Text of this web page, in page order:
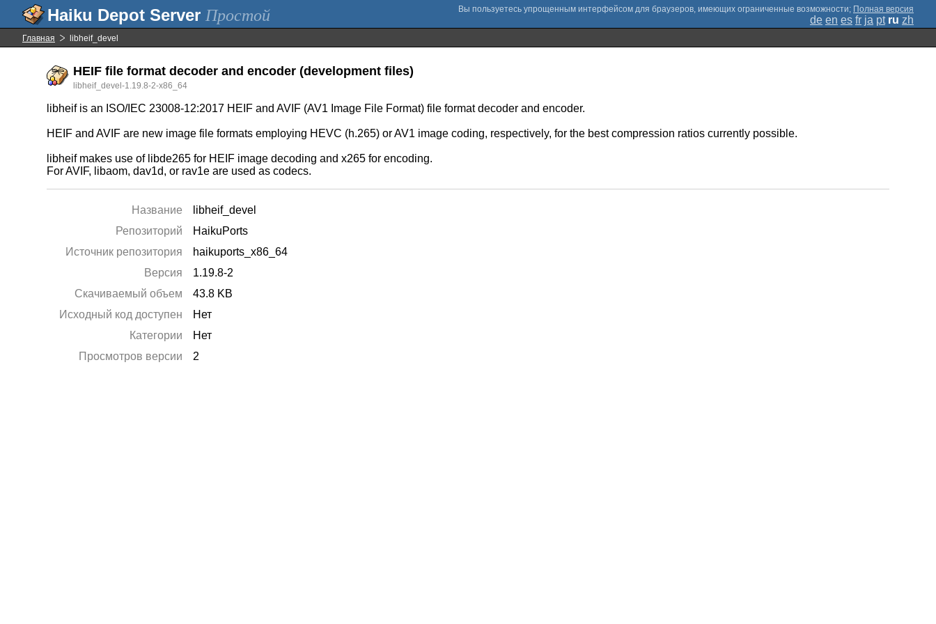
Простой ; Полная версия
de en es fr ja pt ru zh
Главная libheif_devel
HEIF file format decoder and encoder (development files)
libheif_devel-1.19.8-2-x86_64
libheif is an ISO/IEC 23008-12:2017 HEIF and AVIF (AV1 Image File Format) file format decoder and encoder.
HEIF and AVIF are new image file formats employing HEVC (h.265) or AV1 image coding, respectively, for the best compression ratios currently possible.
libheif makes use of libde265 for HEIF image decoding and x265 for encoding.
For AVIF, libaom, dav1d, or rav1e are used as codecs.
Название
libheif_devel
Репозиторий
HaikuPorts
Источник репозитория
haikuports_x86_64
Версия
1.19.8-2
Скачиваемый объем
43.8 KB
Исходный код доступен
Нет
Категории
Нет
Просмотров версии
2